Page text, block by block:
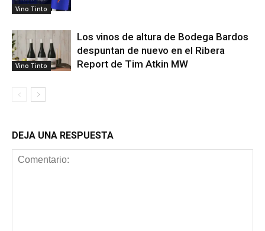
Vino Tinto
Vino Tinto
Los vinos de altura de Bodega Bardos
despuntan de nuevo en el Ribera
Report de Tim Atkin MW
DEJA UNA RESPUESTA